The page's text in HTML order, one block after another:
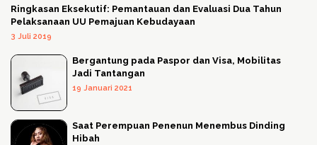
Ringkasan Eksekutif: Pemantauan dan Evaluasi Dua Tahun
Pelaksanaan UU Pemajuan Kebudayaan
3 Juli 2019
Bergantung pada Paspor dan Visa, Mobilitas
Jadi Tantangan
19 Januari 2021
Saat Perempuan Penenun Menembus Dinding
Hibah